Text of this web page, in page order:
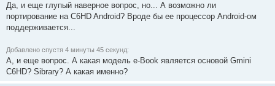
#
5
4
Да, и еще глупый наверное вопрос, но... А возможно ли
портирование на C6HD Android? Вроде бы ее процессор Android-ом
поддерживается...
Добавлено спустя 4 минуты 45 секунд:
А, и еще вопрос. А какая модель e-Book является основой Gmini
C6HD? Sibrary? А какая именно?